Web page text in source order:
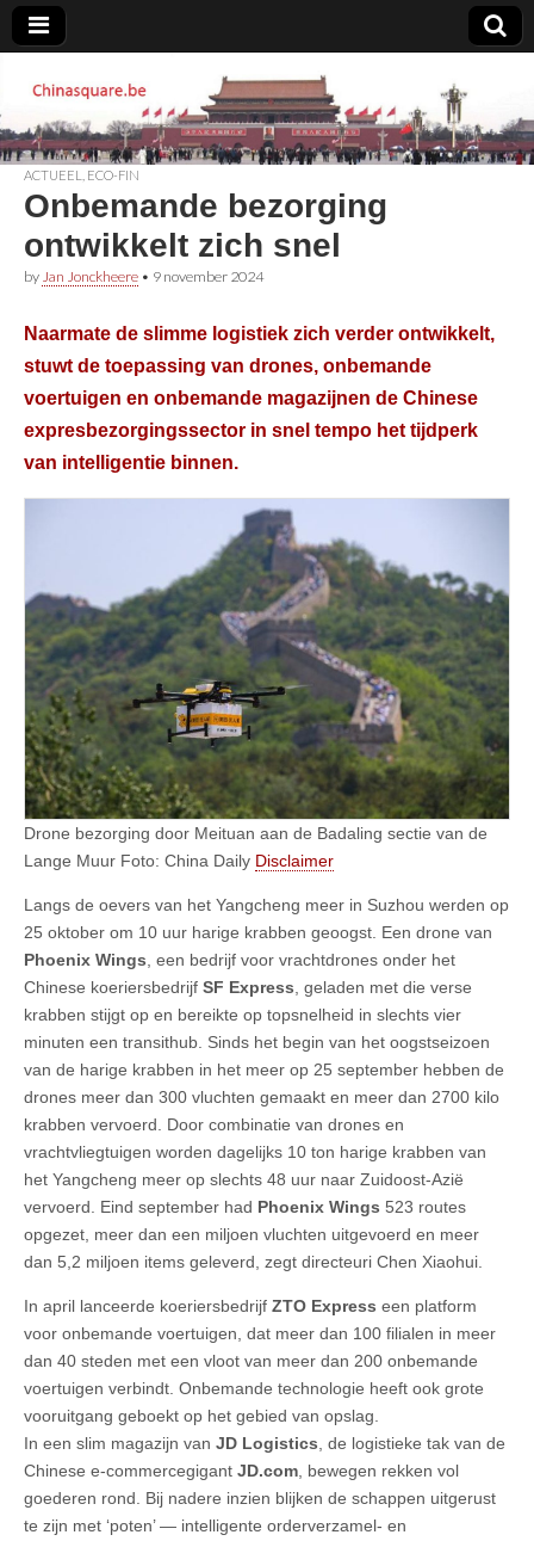
Chinasquare.be
ACTUEEL ECO-FIN
Onbemande bezorging
ontwikkelt zich snel
by Jan Jonckheere • 9 november 2024
Naarmate de slimme logistiek zich verder ontwikkelt,
stuwt de toepassing van drones, onbemande
voertuigen en onbemande magazijnen de Chinese
expresbezorgingssector in snel tempo het tijdperk
van intelligentie binnen.
Drone bezorging door Meituan aan de Badaling sectie van de
Lange Muur Foto: China Daily Disclaimer
Langs de oevers van het Yangcheng meer in Suzhou werden op
25 oktober om 10 uur harige krabben geoogst. Een drone van
Phoenix Wings, een bedrijf voor vrachtdrones onder het
Chinese koeriersbedrijf SF Express, geladen met die verse
krabben stijgt op en bereikte op topsnelheid in slechts vier
minuten een transithub. Sinds het begin van het oogstseizoen
van de harige krabben in het meer op 25 september hebben de
drones meer dan 300 vluchten gemaakt en meer dan 2700 kilo
krabben vervoerd. Door combinatie van drones en
vrachtvliegtuigen worden dagelijks 10 ton harige krabben van
het Yangcheng meer op slechts 48 uur naar Zuidoost-Azië
vervoerd. Eind september had Phoenix Wings 523 routes
opgezet, meer dan een miljoen vluchten uitgevoerd en meer
dan 5,2 miljoen items geleverd, zegt directeuri Chen Xiaohui.
In april lanceerde koeriersbedrijf ZTO Express een platform
voor onbemande voertuigen, dat meer dan 100 filialen in meer
dan 40 steden met een vloot van meer dan 200 onbemande
voertuigen verbindt. Onbemande technologie heeft ook grote
vooruitgang geboekt op het gebied van opslag.
In een slim magazijn van JD Logistics, de logistieke tak van de
Chinese e-commercegigant JD.com, bewegen rekken vol
goederen rond. Bij nadere inzien blijken de schappen uitgerust
te zijn met ‘poten’ — intelligente orderverzamel- en